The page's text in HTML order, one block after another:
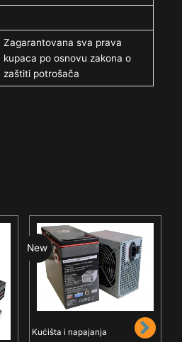
Zagarantovana sva prava
kupaca po osnovu zakona o
zaštiti potrošača
New
Kućišta i napajanja